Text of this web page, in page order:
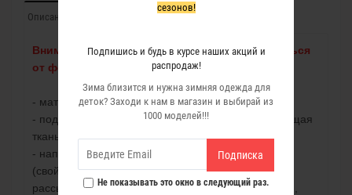
сезонов!
Подпишись и будь в курсе наших акций и
распродаж!
Зима близится и нужна зимняя одежда для
деток? Заходи к нам в магазин и выбирай из
1000 моделей!!!
Подписка
Не показывать это окно в следующий раз.
Описание
Внимание! Фурнитура и отдела могут отличаться
от фото.
- материал - плащевка;
- подклад флис и нейлоновая ткань(легкая, дышащая
ткань, хорошо сохраняет тепло);
- наполнитель изделия - двойной холлофайбер
(свойства холлофайбера-не скатывается и не
рассыпается,мягкий и легкий,не впитывает запахи,